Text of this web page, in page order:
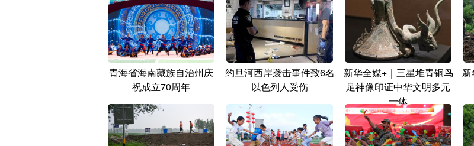
青海省海南藏族自治州庆
祝成立70周年
约旦河西岸袭击事件致6名
以色列人受伤
新华全媒+｜三星堆青铜鸟
足神像印证中华文明多元
一体